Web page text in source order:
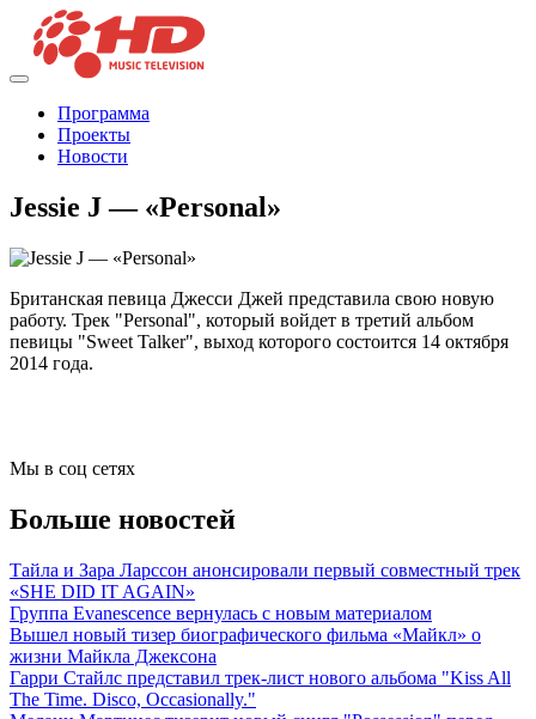
Программа
Проекты
Новости
Jessie J — «Personal»
Британская певица Джесси Джей представила свою новую
работу. Трек "Personal", который войдет в третий альбом
певицы "Sweet Talker", выход которого состоится 14 октября
2014 года.
Мы в соц сетях
Больше новостей
Тайла и Зара Ларссон анонсировали первый совместный трек
«SHE DID IT AGAIN»
Группа Evanescence вернулась с новым материалом
Вышел новый тизер биографического фильма «Майкл» о
жизни Майкла Джексона
Гарри Стайлс представил трек-лист нового альбома "Kiss All
The Time. Disco, Occasionally."